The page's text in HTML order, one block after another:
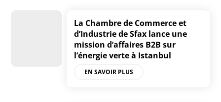
La Chambre de Commerce et
d’Industrie de Sfax lance une
mission d’affaires B2B sur
l’énergie verte à Istanbul
EN SAVOIR PLUS